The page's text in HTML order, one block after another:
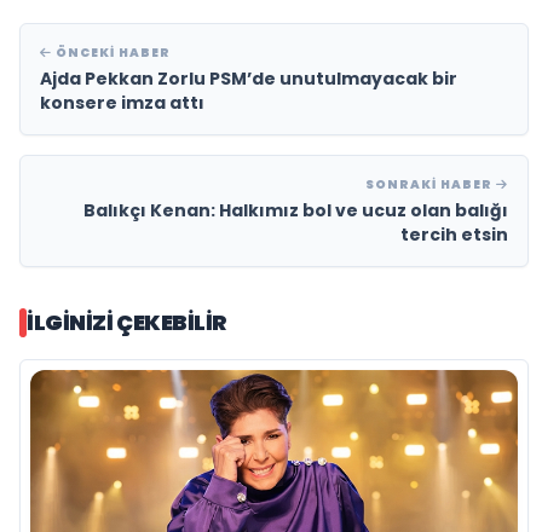
ÖNCEKI HABER
Ajda Pekkan Zorlu PSM’de unutulmayacak bir
konsere imza attı
SONRAKI HABER
Balıkçı Kenan: Halkımız bol ve ucuz olan balığı
tercih etsin
İLGINIZI ÇEKEBILIR